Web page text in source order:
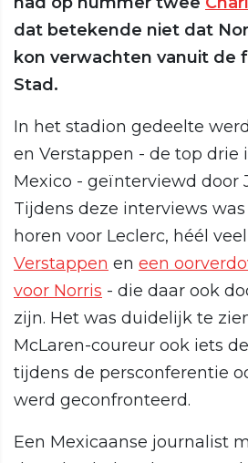
dat betekende niet dat
kon verwachten vanuit de
Stad.
In het stadion gedeelte
en Verstappen - de top drie
Mexico - geïnterviewd door
Tijdens deze interviews
horen voor Leclerc, héél
Verstappen en een
voor Norris - die daar ook
zijn. Het was duidelijk te
McLaren-coureur ook iets
tijdens de persconferentie
werd geconfronteerd.
Een Mexicaanse journalist